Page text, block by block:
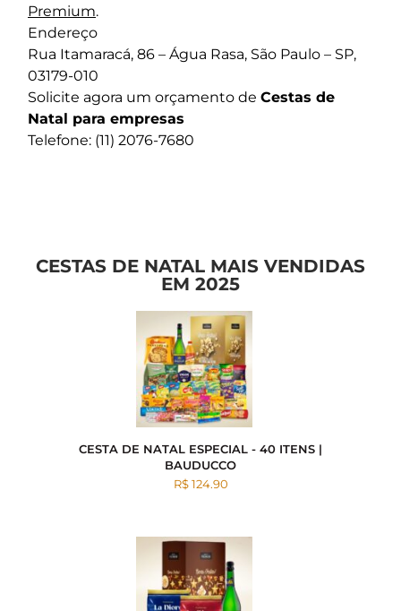
Premium.
Endereço
Rua Itamaracá, 86 – Água Rasa, São Paulo – SP,
03179-010
Solicite agora um orçamento de Cestas de
Natal para empresas
Telefone: (11) 2076-7680
CESTAS DE NATAL MAIS VENDIDAS
EM 2025
CESTA DE NATAL ESPECIAL - 40 ITENS |
BAUDUCCO
R$ 124.90